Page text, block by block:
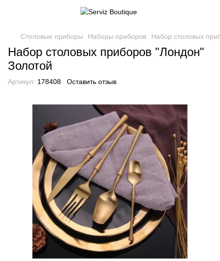
Столовые приборы Наборы приборов Набор столовых
Набор столовых приборов "Лондон"
Золотой
Артикул: 178408 Оставить отзыв